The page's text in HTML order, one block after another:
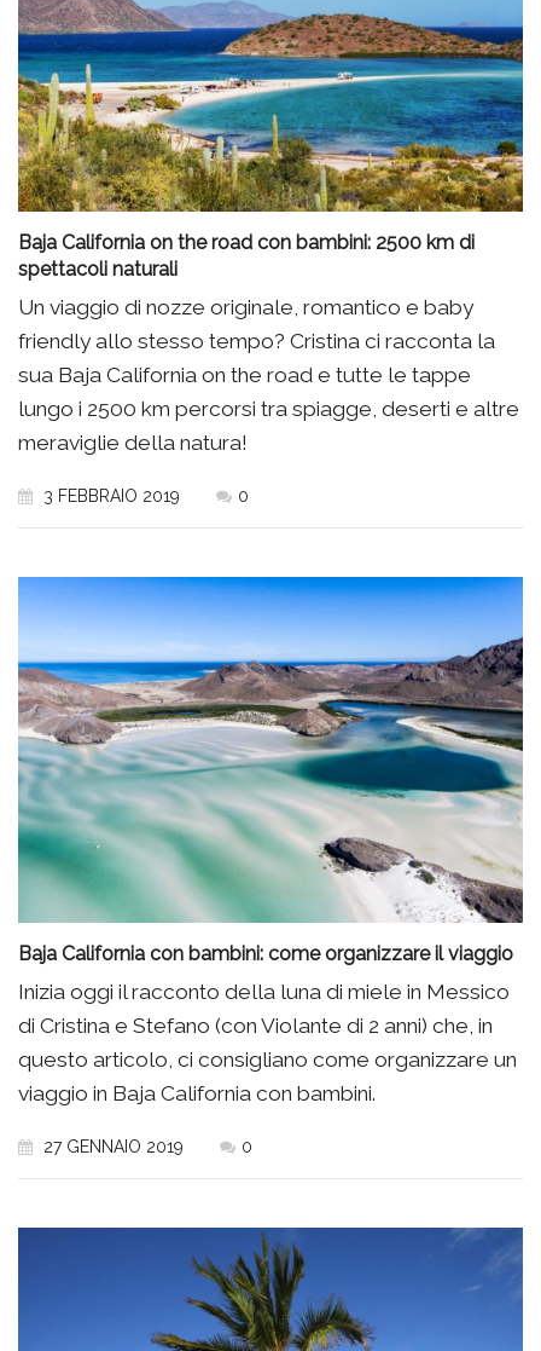
Baja California on the road con bambini: 2500 km di
spettacoli naturali
Un viaggio di nozze originale, romantico e baby
friendly allo stesso tempo? Cristina ci racconta la
sua Baja California on the road e tutte le tappe
lungo i 2500 km percorsi tra spiagge, deserti e altre
meraviglie della natura!
3 FEBBRAIO 2019 0
Baja California con bambini: come organizzare il viaggio
Inizia oggi il racconto della luna di miele in Messico
di Cristina e Stefano (con Violante di 2 anni) che, in
questo articolo, ci consigliano come organizzare un
viaggio in Baja California con bambini.
27 GENNAIO 2019 0